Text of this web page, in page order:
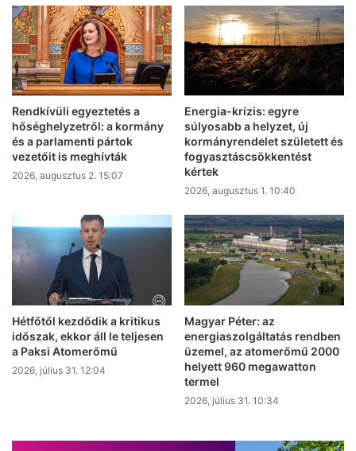
Rendkívüli egyeztetés a
hőséghelyzetről: a kormány
és a parlamenti pártok
vezetőit is meghívták
2026, augusztus 2. 15:07
Energia-krízis: egyre
súlyosabb a helyzet, új
kormányrendelet született és
fogyasztáscsökkentést
kértek
2026, augusztus 1. 10:40
Hétfőtől kezdődik a kritikus
időszak, ekkor áll le teljesen
a Paksi Atomerőmű
2026, július 31. 12:04
Magyar Péter: az
energiaszolgáltatás rendben
üzemel, az atomerőmű 2000
helyett 960 megawatton
termel
2026, július 31. 10:34